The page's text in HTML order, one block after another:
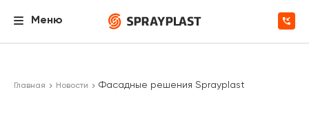
Меню
Главная Новости Фасадные решения Sprayplast